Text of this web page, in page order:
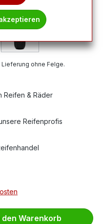
ohne Felge.
Reifen & Räder
Reifenprofis
gewünschten
den Warenkorb